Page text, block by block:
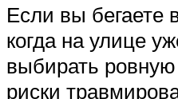
Если вы бегаете
когда на улице
выбирать ровную
риски